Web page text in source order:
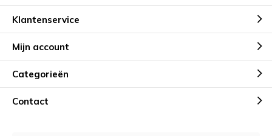
Klantenservice
Mijn account
Categorieën
Contact